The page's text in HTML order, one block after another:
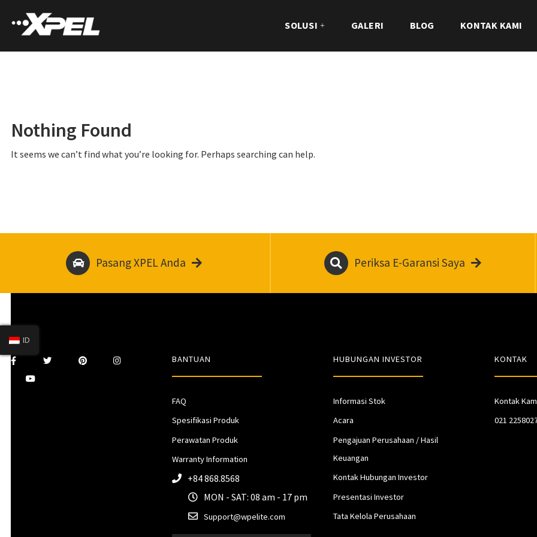
SOLUSI GALERI BLOG KONTAK KAMI
Nothing Found
It seems we can’t find what you’re looking for. Perhaps searching can help.
Pasang XPEL Anda Periksa E-Garansi Saya
BANTUAN
FAQ
Spesifikasi Produk
Perawatan Produk
Warranty Information
+84 868.8568
MON - SAT: 08 am - 17 pm
Support@wpelite.com
HUBUNGAN INVESTOR
Informasi Stok
Acara
Pengajuan Perusahaan / Hasil
Keuangan
Kontak Hubungan Investor
Presentasi Investor
Tata Kelola Perusahaan
KONTAK
Kontak
021
ID